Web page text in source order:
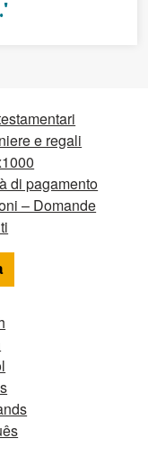
e regali
di pagamento
– Domande